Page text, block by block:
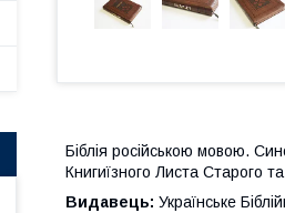
Біблія російською мовою.
Книгиїзного Листа Старого
Видавець: Українське